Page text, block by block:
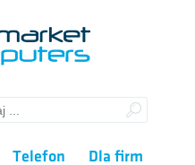
Telefon
Dla firm